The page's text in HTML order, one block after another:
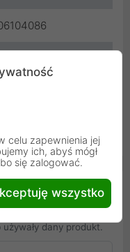
dany produkt.
celu zapewnienia jej
ich, abyś mógł
się zalogować.
wszystko